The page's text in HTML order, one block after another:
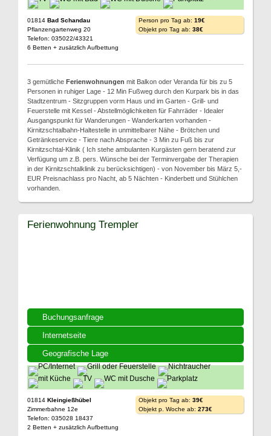
01814 Bad Schandau
Pflanzengartenweg 20
Telefon: 035022/43321
6 Betten + zusätzlich Aufbettung
Person pro Tag ab: 19€
Objekt pro Tag ab: 38€
3 gemütliche Ferienwohnungen mit Balkon oder Veranda für bis zu 5
Personen in ruhiger Lage - 12 Min Fußweg durch den Kurpark bis in das
Stadtzentrum - Sitzgruppen vorm Haus und im Garten - Grill- und
Feuerstelle mit Kessel - Abstellmöglichkeiten für Fahrräder - Idealer
Ausgangspunkt für Wanderungen - Wanderkarten vorhanden -
Kirnitzschtalbahn-Haltestelle in unmittelbarer Nähe - Brötchen und
Getränkeservice - Tiere nach Absprache - 3 Min zu Fuß bis zur
Kirnitzschtal-Klinik ( Ich stehe ambulanten Kurgästen gern beratend zur
Verfügung um z.B. pers. Wünsche bei der Terminvergabe der Therapien
in der Kirnitzschtalklinik zu berücksichtigen) - von November bis März 5,-
EUR Preisnachlass pro Nacht, ab 5 Nächten - Kinderbett und Stühlchen
vorhanden.
Buchungsanfrage
Internetseite
Geografische Lage
Ferienwohnung Trempler
01814 Kleingießhübel
Zimmerbahne 12e
Telefon: 035028 18437
2 Betten + zusätzlich Aufbettung
Objekt pro Tag ab: 39€
Objekt p. Woche ab: 273€